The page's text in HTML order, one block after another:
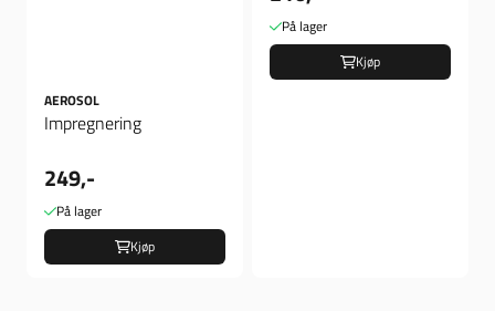
AEROSOL
Impregnering
249,-
På lager
Kjøp
På lager
Kjøp